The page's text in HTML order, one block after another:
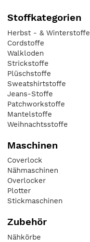
Stoffkategorien
Herbst - & Winterstoffe
Cordstoffe
Walkloden
Strickstoffe
Plüschstoffe
Sweatshirtstoffe
Jeans-Stoffe
Patchworkstoffe
Mantelstoffe
Weihnachtsstoffe
Maschinen
Coverlock
Nähmaschinen
Overlocker
Plotter
Stickmaschinen
Zubehör
Nähkörbe